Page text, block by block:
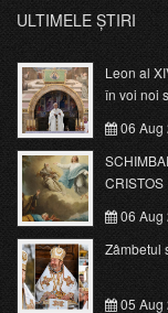
ULTIMELE ȘTIRI
Leon al
în voi noi
06 Aug
CRISTOS
06 Aug
Zâmbetul
05 Aug